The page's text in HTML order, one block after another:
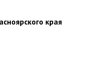
края